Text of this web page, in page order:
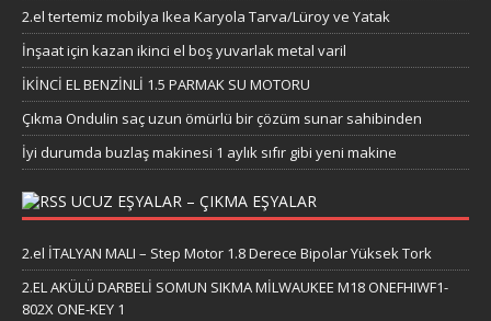
2.el tertemiz mobilya Ikea Karyola Tarva/Lüroy ve Yatak
İnşaat için kazan ikinci el boş yuvarlak metal varil
İKİNCİ EL BENZİNLİ 1.5 PARMAK SU MOTORU
Çıkma Ondulin saç uzun ömürlü bir çözüm sunar sahibinden
İyi durumda buzlaş makinesi 1 aylık sıfır gibi yeni makine
UCUZ EŞYALAR – ÇIKMA EŞYALAR
2.el İTALYAN MALI – Step Motor 1.8 Derece Bipolar Yüksek Tork
2.EL AKÜLÜ DARBELİ SOMUN SIKMA MİLWAUKEE M18 ONEFHIWF1-
802X ONE-KEY 1